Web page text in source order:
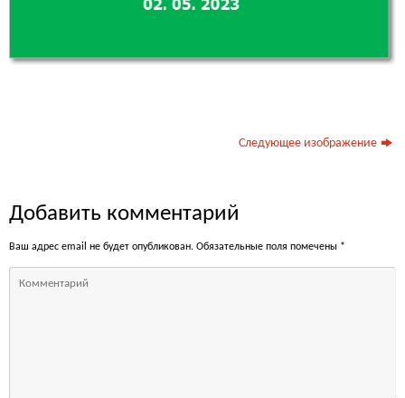
Следующее изображение
Добавить комментарий
Ваш адрес email не будет опубликован. Обязательные поля помечены *